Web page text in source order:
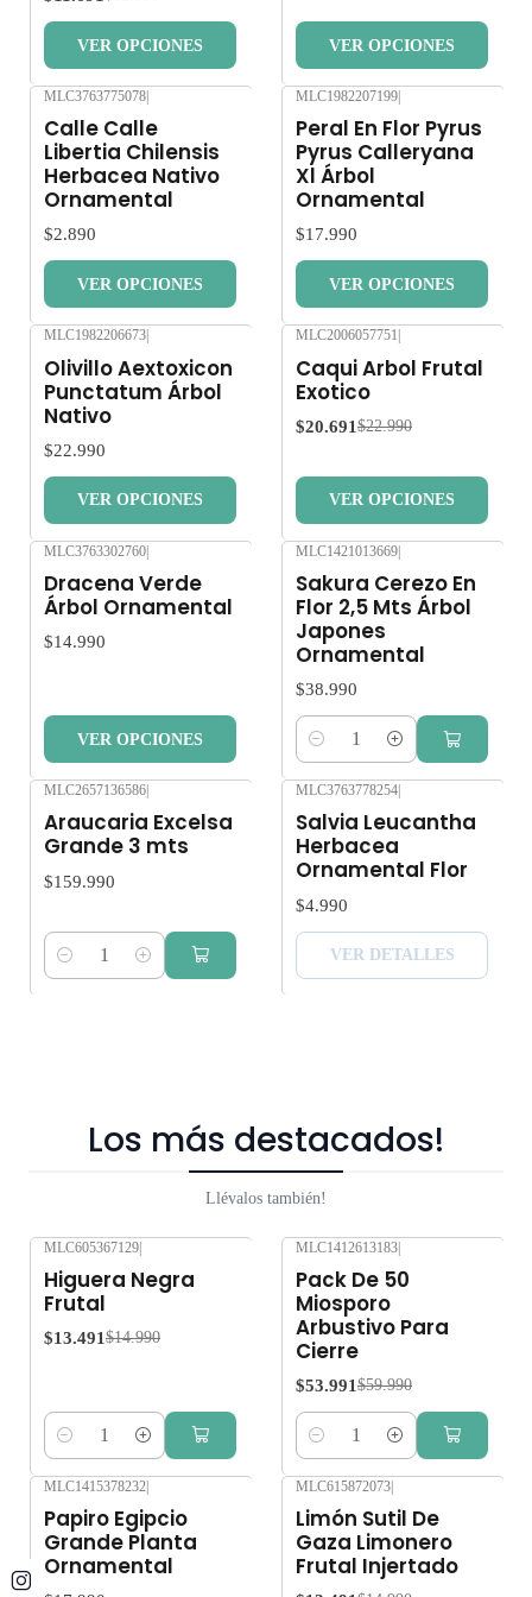
Si estás buscando una planta que enriquezca tu espacio
exterior, la parra uva syrah es la elección adecuada. Con su
hermosa vegetación y los deliciosos frutos que producirá, es
una inversión que revivirá tu entorno y te conectará con el arte
de la viticultura. Cultivar esta parra permitirá compartir
momentos inolvidables en familia y amigos, creando memorias
a través de la experiencia vitivinícola en casa.
Imágen referencial, miden 40 cm aprox.
Retiro Gratis en San Bernardo.
Los despachos son realizados dentro 3 a 7 días hábiles.
Despachos solo en la Región Metropolitana. No enviamos a
regiones.
Los árboles y plantas son seres vivos que al someterlos a viajes
largos sin suficiente agua y luz o mucha exposición al sol,
pueden verse afectados seriamente.
VER OPCIONES VER OPCIONES
MLC3763775078
Calle Calle
Libertia Chilensis
Herbacea Nativo
Ornamental
$2.890
VER OPCIONES
MLC1982207199
Peral En Flor Pyrus
Pyrus Calleryana
Xl Árbol
Ornamental
$17.990
VER OPCIONES
MLC1982206673
Olivillo Aextoxicon
Punctatum Árbol
Nativo
$22.990
VER OPCIONES
MLC2006057751
Caqui Arbol Frutal
Exotico
$20.691 $22.990
VER OPCIONES
MLC3763302760|
Dracena Verde
Árbol Ornamental
$14.990
VER OPCIONES
MLC1421013669|
Sakura Cerezo En
Flor 2,5 Mts Árbol
Japones
Ornamental
$38.990
Cantidad
MLC2657136586
Araucaria Excelsa
Grande 3 mts
$159.990
Cantidad
MLC3763778254
Salvia Leucantha
Herbacea
Ornamental Flor
$4.990
VER DETALLES
Los más destacados!
Llévalos también!
MLC605367129|
Higuera Negra
Frutal
$13.491 $14.990
Cantidad
MLC1412613183|
Pack De 50
Miosporo
Arbustivo Para
Cierre
$53.991 $59.990
Cantidad
MLC1415378232
Papiro Egipcio
Grande Planta
Ornamental
MLC615872073
Limón Sutil De
Gaza Limonero
Frutal Injertado